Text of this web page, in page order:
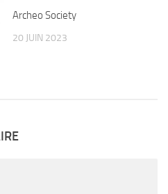
Archeo Society
20 JUIN 2023